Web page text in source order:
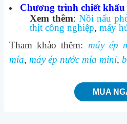
Chương trình chiết khấu
Xem thêm: Nồi nấu
thịt công nghiệp, máy
Tham khảo thêm: máy ép
mía, máy ép nước mía mini,
MUA